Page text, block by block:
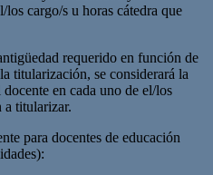
cargo/s u horas cátedra que
requerido en función de
titularización, se considerará la
en cada uno de el/los
a titularizar.
para docentes de educación